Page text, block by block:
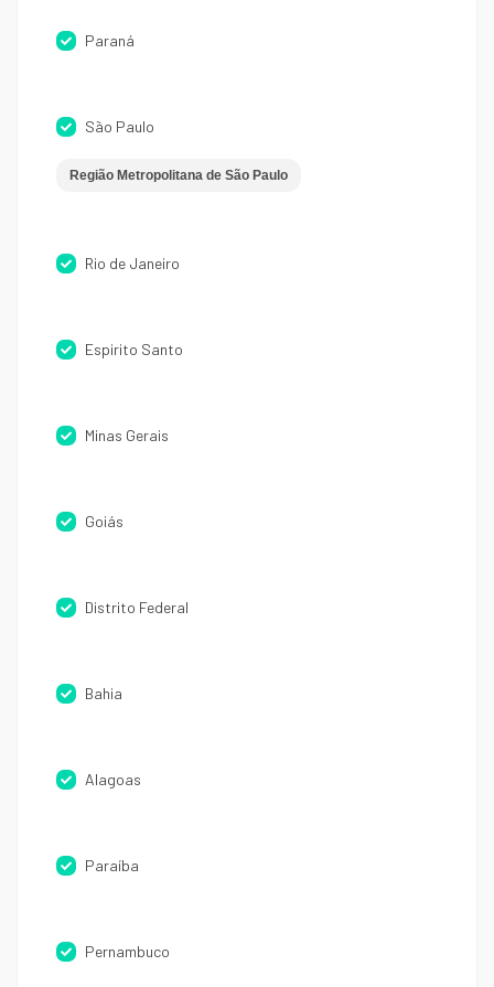
Paraná
São Paulo
Região Metropolitana de São Paulo
Rio de Janeiro
Espirito Santo
Minas Gerais
Goiás
Distrito Federal
Bahia
Alagoas
Paraíba
Pernambuco